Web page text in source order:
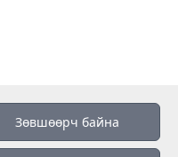
Зөвшөөрч байна